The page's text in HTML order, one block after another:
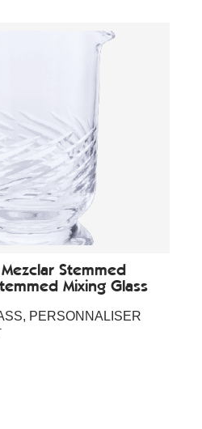
Stemmed
Mixing Glass
, PERSONNALISER